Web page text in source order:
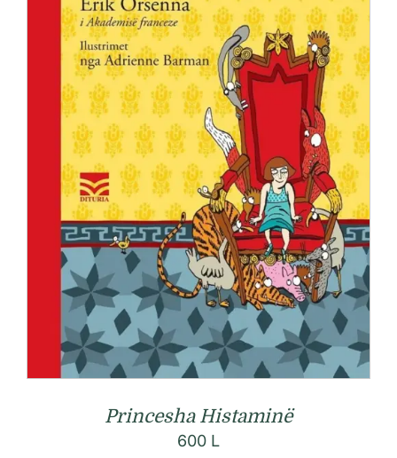
Princesha Histaminë
600 L